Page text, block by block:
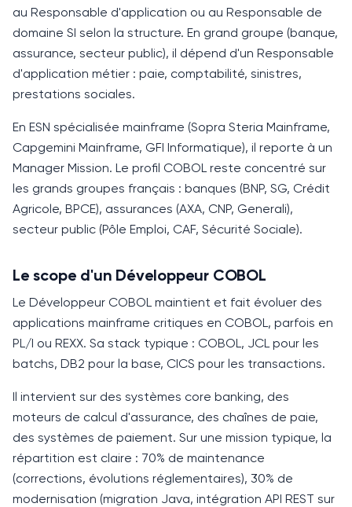
au Responsable d'application ou au Responsable de
domaine SI selon la structure. En grand groupe (banque,
assurance, secteur public), il dépend d'un Responsable
d'application métier : paie, comptabilité, sinistres,
prestations sociales.
En ESN spécialisée mainframe (Sopra Steria Mainframe,
Capgemini Mainframe, GFI Informatique), il reporte à un
Manager Mission. Le profil COBOL reste concentré sur
les grands groupes français : banques (BNP, SG, Crédit
Agricole, BPCE), assurances (AXA, CNP, Generali),
secteur public (Pôle Emploi, CAF, Sécurité Sociale).
Le scope d'un Développeur COBOL
Le Développeur COBOL maintient et fait évoluer des
applications mainframe critiques en COBOL, parfois en
PL/I ou REXX. Sa stack typique : COBOL, JCL pour les
batchs, DB2 pour la base, CICS pour les transactions.
Il intervient sur des systèmes core banking, des
moteurs de calcul d'assurance, des chaînes de paie,
des systèmes de paiement. Sur une mission typique, la
répartition est claire : 70% de maintenance
(corrections, évolutions réglementaires), 30% de
modernisation (migration Java, intégration API REST sur